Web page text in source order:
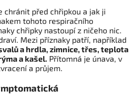
chránit před chřipkou a jak ji
tohoto respiračního
chřipky nastoupí z ničeho nic.
Mezi příznaky patří, například
a hrdla, zimnice, třes, teplota
a kašel. Přítomná je únava, v
a průjem.